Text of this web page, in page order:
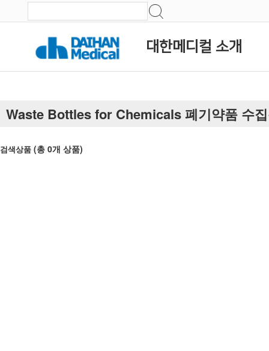
대한메디컬 소개
Waste Bottles for Chemicals 폐기약품 수
검색상품 (총 0개 상품)